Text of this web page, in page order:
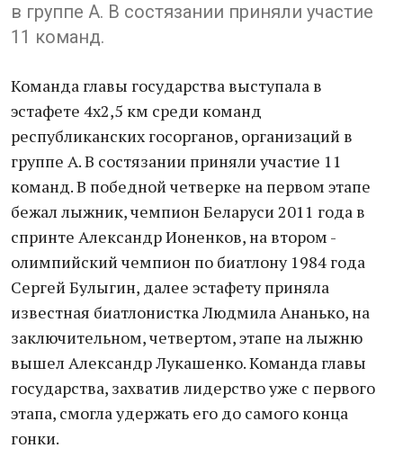
в группе А. В состязании приняли участие
11 команд.
Команда главы государства выступала в
эстафете 4х2,5 км среди команд
республиканских госорганов, организаций в
группе А. В состязании приняли участие 11
команд. В победной четверке на первом этапе
бежал лыжник, чемпион Беларуси 2011 года в
спринте Александр Ионенков, на втором -
олимпийский чемпион по биатлону 1984 года
Сергей Булыгин, далее эстафету приняла
известная биатлонистка Людмила Ананько, на
заключительном, четвертом, этапе на лыжню
вышел Александр Лукашенко. Команда главы
государства, захватив лидерство уже с первого
этапа, смогла удержать его до самого конца
гонки.